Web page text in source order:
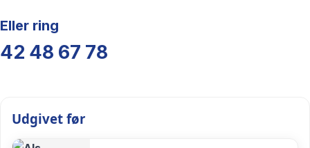
Eller ring
42 48 67 78
Udgivet før